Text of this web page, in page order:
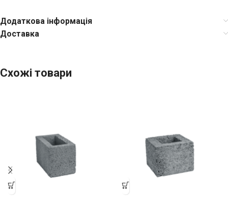
Додаткова інформація
Доставка
Схожі товари